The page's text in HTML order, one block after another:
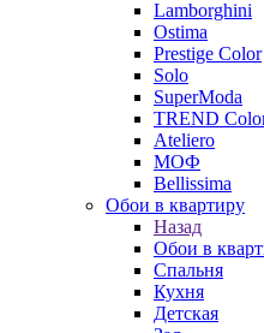
Lamborghini
Ostima
Prestige Color
Solo
SuperModa
TREND
Ateliero
МОФ
Bellissima
Обои в квартиру
Назад
Обои в
Спальня
Кухня
Детская